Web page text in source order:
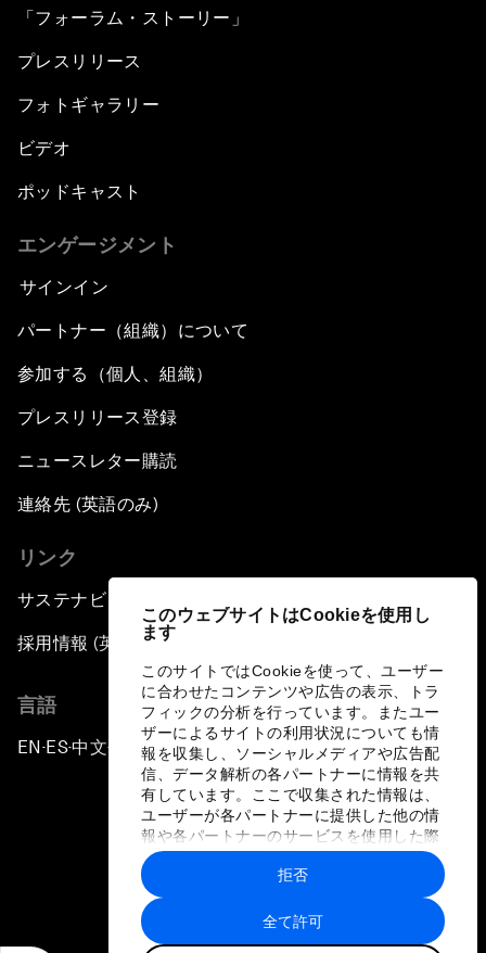
このウェブサイトはCookieを使用し
ます
このサイトではCookieを使って、ユーザー
に合わせたコンテンツや広告の表示、トラ
フィックの分析を行っています。またユー
ザーによるサイトの利用状況についても情
報を収集し、ソーシャルメディアや広告配
信、データ解析の各パートナーに情報を共
有しています。ここで収集された情報は、
ユーザーが各パートナーに提供した他の情
報や各パートナーのサービスを使用した際
に収集された情報と組み合わされ、各パー
トナーによって使用されることがありま
す。
全て許可
拒否
「フォーラム・ストーリー」
プレスリリース
フォトギャラリー
ビデオ
ポッドキャスト
エンゲージメント
サインイン
パートナー（組織）について
参加する（個人、組織）
プレスリリース登録
ニュースレター購読
連絡先 (英語のみ)
リンク
サステナビリティへの取り組み
採用情報 (英語のみ)
言語
EN ▪ES▪中文▪ 日本語
プライバシーポリシーと利用規約
サイトマップ